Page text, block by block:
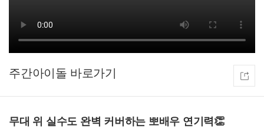
주간아이돌
무대 위 실수도 완벽 커버하는 뽀배우 연기력👏